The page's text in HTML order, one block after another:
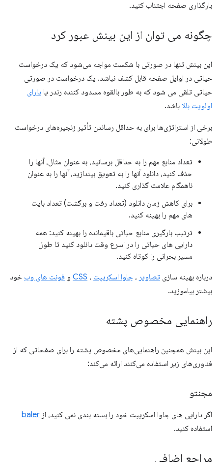
بارگذاری صفحه اجتناب کنید.
چگونه می توان از این بینش عبور کرد
این بینش تنها در صورتی با شکست مواجه می‌شود که یک درخواست
حیاتی در اوایل صفحه قابل کشف نباشد. یک درخواست در صورتی
حیاتی تلقی می شود که به طور بالقوه مسدود کننده رندر یا دارای
اولویت بالا باشد.
برخی از استراتژی‌ها برای به حداقل رساندن تأثیر زنجیره‌های درخواست
طولانی:
تعداد منابع مهم را به حداقل برسانید، به عنوان مثال، آنها را
حذف کنید، دانلود آنها را به تعویق بیندازید، آنها را به عنوان
ناهمگام علامت گذاری کنید.
برای کاهش زمان دانلود (تعداد رفت و برگشت) تعداد بایت
های مهم را بهینه کنید.
ترتیب بارگیری منابع حیاتی باقیمانده را بهینه کنید: همه
دارایی های حیاتی را در اسرع وقت دانلود کنید تا طول
مسیر بحرانی را کوتاه کنید.
درباره بهینه سازی تصاویر ، جاوا اسکریپت ، CSS و فونت های وب خود
بیشتر بیاموزید.
راهنمایی مخصوص پشته
این بینش همچنین راهنمایی‌های مخصوص پشته را برای صفحاتی که از
فناوری‌های زیر استفاده می‌کنند ارائه می‌کند:
مجنتو
اگر دارایی های جاوا اسکریپت خود را بسته بندی نمی کنید، از baler
استفاده کنید.
مراجع اضافی